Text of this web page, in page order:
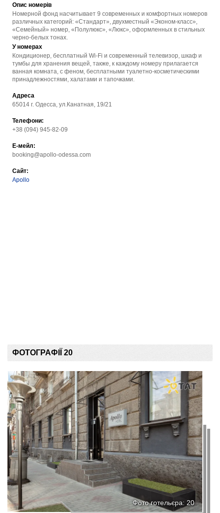
Опис номерів
Номерной фонд насчитывает 9 современных и комфортных номеров
различных категорий: «Стандарт», двухместный «Эконом-класс»,
«Семейный» номер, «Полулюкс», «Люкс», оформленных в стильных
черно-белых тонах.
У номерах
Кондиционер, бесплатный Wi-Fi и современный телевизор, шкаф и
тумбы для хранения вещей, также, к каждому номеру прилагается
ванная комната, с феном, бесплатными туалетно-косметическими
принадлежностями, халатами и тапочками.
Адреса
65014 г. Одесса, ул.Канатная, 19/21
Телефони:
+38 (094) 945-82-09
Е-мейл:
booking@apollo-odessa.com
Сайт:
Apollo
ФОТОГРАФІЇ 20
Фото готельєра: 20